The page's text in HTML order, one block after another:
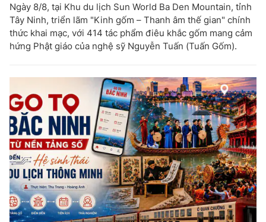
Ngày 8/8, tại Khu du lịch Sun World Ba Den Mountain, tỉnh
Tây Ninh, triển lãm "Kinh gốm – Thanh âm thế gian" chính
thức khai mạc, với 414 tác phẩm điêu khắc gốm mang cảm
hứng Phật giáo của nghệ sỹ Nguyễn Tuấn (Tuấn Gốm).